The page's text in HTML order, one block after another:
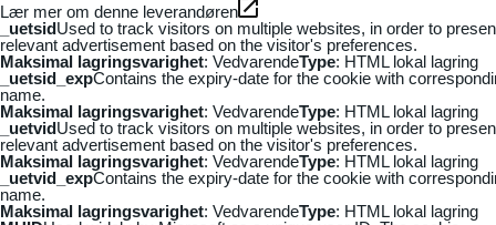
Lær mer om denne leverandøren
_uetsidUsed to track visitors on multiple websites, in order to
relevant advertisement based on the visitor's preferences.
Maksimal lagringsvarighet: VedvarendeType: HTML lokal lagring
_uetsid_expContains the expiry-date for the cookie with
name.
Maksimal lagringsvarighet: VedvarendeType: HTML lokal lagring
_uetvidUsed to track visitors on multiple websites, in order to
relevant advertisement based on the visitor's preferences.
Maksimal lagringsvarighet: VedvarendeType: HTML lokal lagring
_uetvid_expContains the expiry-date for the cookie with
name.
Maksimal lagringsvarighet: VedvarendeType: HTML lokal lagring